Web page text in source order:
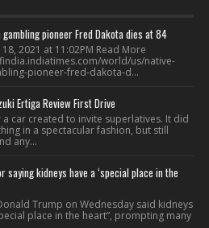
pioneer Fred Dakota dies at 84
2021 at 11:02PM Read More
world/us/native-
pioneer-fred-dakota-d...
Ertiga Review First Drive
a car created to invite superlatives. It did
in a spectacular fashion, but still
any...
saying kidneys have a ‘special place in the
Trump on Wednesday said kidneys
place in the heart”, prompting many